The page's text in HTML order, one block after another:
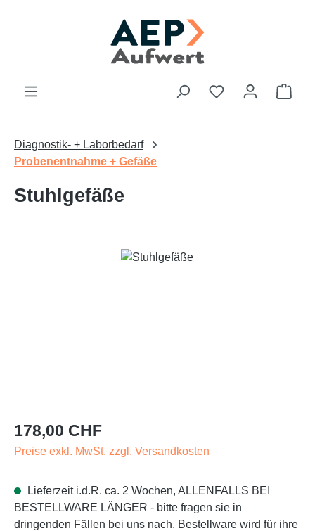
Du hast 0
Diagnostik- + Laborbedarf
Probenentnahme + Gefäße
Stuhlgefäße
Bildergalerie überspringen
Regulärer Preis:
178,00 CHF
Preise exkl. MwSt. zzgl. Versandkosten
Lieferzeit i.d.R. ca. 2 Wochen, ALLENFALLS BEI
BESTELLWARE LÄNGER - bitte fragen sie in
dringenden Fällen bei uns nach. Bestellware wird für ihre